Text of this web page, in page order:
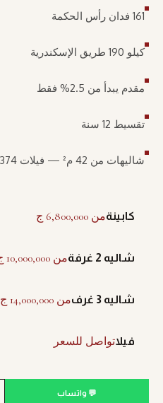
161 فدان رأس الحكمة
كيلو 190 طريق الإسكندرية
مقدم يبدأ من 2.5% فقط
تقسيط 12 سنة
شاليهات من 42 م² — فيلات 374 م²
كابينةمن 6,800,000 ج
شاليه 2 غرفة من 10,000,000 ج
شاليه 3 غرف من 14,000,000 ج
فيلاتواصل للسعر
💬 واتساب